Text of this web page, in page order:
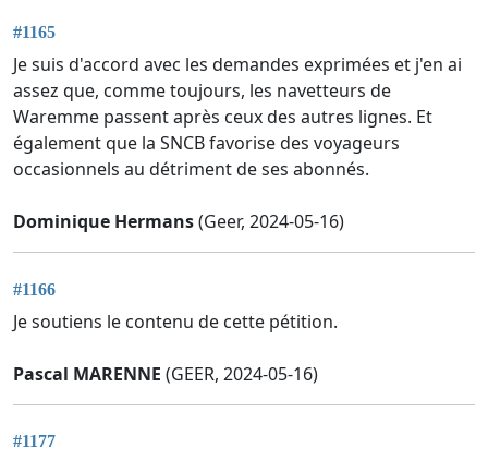
#1165
Je suis d'accord avec les demandes exprimées et j'en ai
assez que, comme toujours, les navetteurs de
Waremme passent après ceux des autres lignes. Et
également que la SNCB favorise des voyageurs
occasionnels au détriment de ses abonnés.
Dominique Hermans(Geer, 2024-05-16)
#1166
Je soutiens le contenu de cette pétition.
Pascal MARENNE (GEER, 2024-05-16)
#1177